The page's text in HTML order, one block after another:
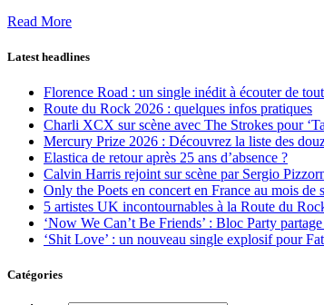
Read More
Latest headlines
Florence Road : un single inédit à écouter de
Route du Rock 2026 : quelques infos pratiques
Charli XCX sur scène avec The Strokes pour
Mercury Prize 2026 : Découvrez la liste des
Elastica de retour après 25 ans d’absence ?
Calvin Harris rejoint sur scène par Sergio
Only the Poets en concert en France au mois de
5 artistes UK incontournables à la Route du
‘Now We Can’t Be Friends’ : Bloc Party
‘Shit Love’ : un nouveau single explosif pour
Catégories